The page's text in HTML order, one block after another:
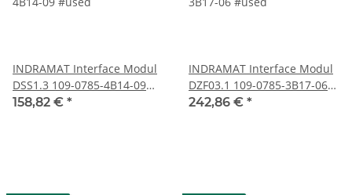
INDRAMAT Interface Modul
DSS1.3 109-0785-4B14-09
#used
158,82 € *
INDRAMAT Interface Modul
DZF03.1 109-0785-3B17-06
#used
242,86 € *